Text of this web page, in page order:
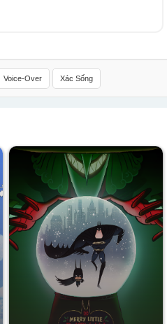
Voice-Over Xác Sống